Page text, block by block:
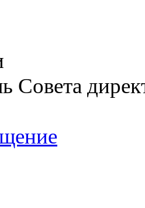
Совета